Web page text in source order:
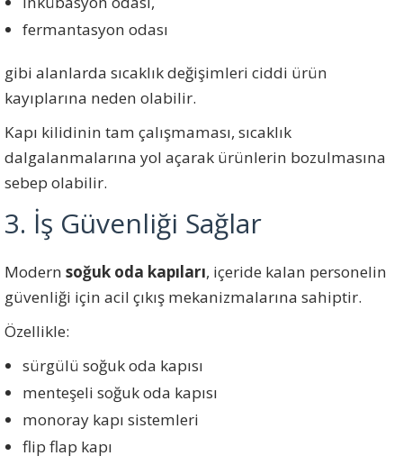
fermantasyon odası
gibi alanlarda sıcaklık değişimleri ciddi ürün
kayıplarına neden olabilir.
Kapı kilidinin tam çalışmaması, sıcaklık
dalgalanmalarına yol açarak ürünlerin bozulmasına
sebep olabilir.
3. İş Güvenliği Sağlar
Modern soğuk oda kapıları, içeride kalan personelin
güvenliği için acil çıkış mekanizmalarına sahiptir.
Özellikle:
sürgülü soğuk oda kapısı
menteşeli soğuk oda kapısı
monoray kapı sistemleri
flip flap kapı